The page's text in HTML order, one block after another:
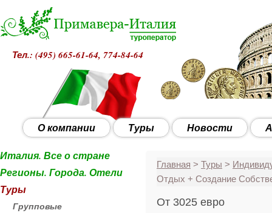
Тел.: (495) 665-61-64, 774-84-64
О компании Туры Новости
Италия. Все о стране
Регионы. Города. Отели
Туры
Групповые
Главная > Туры >
Отдых + Создание
От 3025 евро